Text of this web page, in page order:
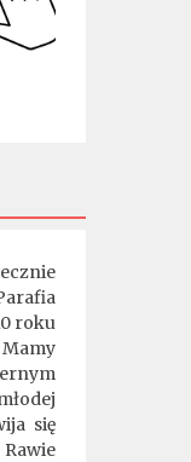
roku
Mamy
się